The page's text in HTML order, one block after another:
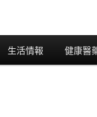
生活情報 健康醫